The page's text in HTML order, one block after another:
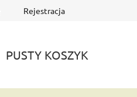
Rejestracja
PUSTY KOSZYK